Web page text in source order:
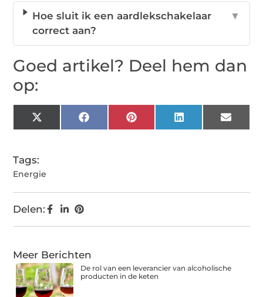
Hoe sluit ik een aardlekschakelaar
correct aan?
▼
Goed artikel? Deel hem dan
op:
X
(Twitter)
FacebookPinterestLinkedIn Email
Tags:
Energie
Delen:
Meer Berichten
De rol van een leverancier van alcoholische
producten in de keten